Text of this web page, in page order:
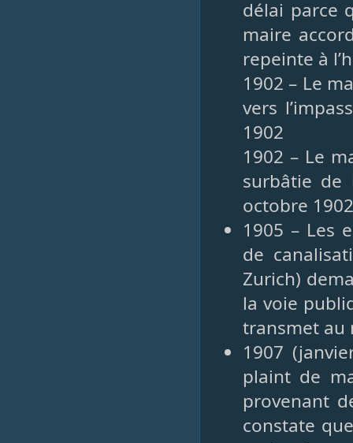
délai parce
maire
repeinte à
1902 – Le
vers
1902
1902 – Le
surbâtie de
octobre 1902
1905 – Les
de
Zurich)
la voie
transmet au
1907
plaint de
provenant
constate